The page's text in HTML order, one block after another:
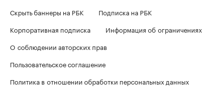
Скрыть баннеры на РБК
Подписка на РБК
Корпоративная подписка
Информация об ограничениях
О соблюдении авторских прав
Пользовательское соглашение
Политика в отношении обработки персональных данных